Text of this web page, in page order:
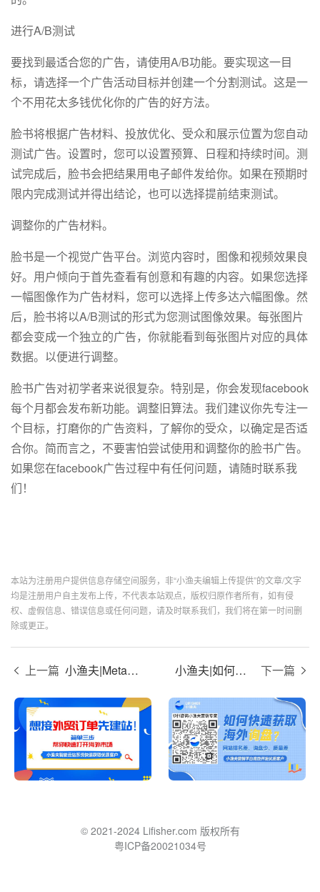
进行A/B测试
要找到最适合您的广告，请使用A/B功能。要实现这一目
标，请选择一个广告活动目标并创建一个分割测试。这是一
个不用花太多钱优化你的广告的好方法。
脸书将根据广告材料、投放优化、受众和展示位置为您自动
测试广告。设置时，您可以设置预算、日程和持续时间。测
试完成后，脸书会把结果用电子邮件发给你。如果在预期时
限内完成测试并得出结论，也可以选择提前结束测试。
调整你的广告材料。
脸书是一个视觉广告平台。浏览内容时，图像和视频效果良
好。用户倾向于首先查看有创意和有趣的内容。如果您选择
一幅图像作为广告材料，您可以选择上传多达六幅图像。然
后，脸书将以A/B测试的形式为您测试图像效果。每张图片
都会变成一个独立的广告，你就能看到每张图片对应的具体
数据。以便进行调整。
脸书广告对初学者来说很复杂。特别是，你会发现facebook
每个月都会发布新功能。调整旧算法。我们建议你先专注一
个目标，打磨你的广告资料，了解你的受众，以确定是否适
合你。简而言之，不要害怕尝试使用和调整你的脸书广告。
如果您在facebook广告过程中有任何问题，请随时联系我
们！
本站为注册用户提供信息存储空间服务，非“小渔夫编辑上传提供”的文章/文字
均是注册用户自主发布上传，不代表本站观点，版权归原作者所有，如有侵
权、虚假信息、错误信息或任何问题，请及时联系我们，我们将在第一时间删
除或更正。
上一篇 小渔夫|Meta的着陆页优化方法，这三点可提升转化率 小渔夫|如何检查facebook广告的效果，有哪些指标 下一篇
© 2021-2024 Lifisher.com 版权所有
粤ICP备20021034号